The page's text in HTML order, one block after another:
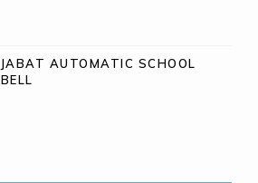
JABAT AUTOMATIC SCHOOL
BELL